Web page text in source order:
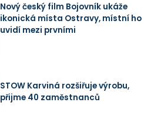
Nový český film Bojovník ukáže
ikonická místa Ostravy, místní ho
uvidí mezi prvními
STOW Karviná rozšiřuje výrobu,
přijme 40 zaměstnanců